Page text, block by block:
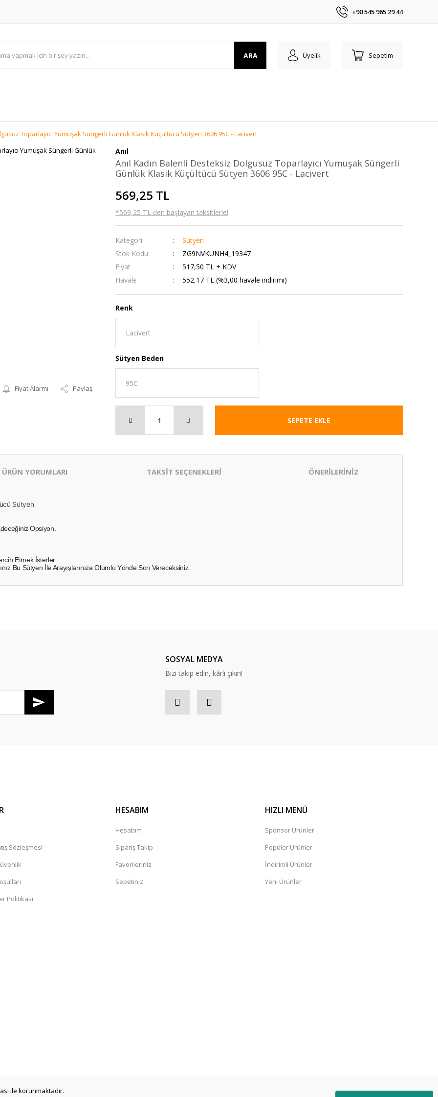
+90 545 965 29 44
ARA Üyelik Sepetim
Toparlayıcı Yumuşak Süngerli Günlük Klasik Küçültücü Sütyen 3606 95C - Lacivert
Fiyat Alarmı Paylaş
Anıl
Anıl Kadın Balenli Desteksiz Dolgusuz Toparlayıcı Yumuşak Süngerli
Günlük Klasik Küçültücü Sütyen 3606 95C - Lacivert
569,25 TL
*569,25 TL den başlayan taksitlerle!
Kategori
Sütyen
Stok Kodu
ZG9NVKUNH4_19347
Fiyat
517,50 TL + KDV
Havale
552,17 TL (%3,00 havale indirimi)
Renk
Sütyen Beden
SEPETE EKLE
ÜRÜN YORUMLARI TAKSİT SEÇENEKLERİ ÖNERİLERİNİZ
Sütyen
Opsiyon.
Etmek İsterler.
Bu Sütyen İle Arayışlarınıza Olumlu Yönde Son Vereceksiniz.
SOSYAL MEDYA
Bizi takip edin, kârlı çıkın!
Sözleşmesi
Politikası
HESABIM
Hesabım
Sipariş Takip
Favorileriniz
Sepetiniz
HIZLI MENÜ
Sponsor Ürünler
Popüler Ürünler
İndirimli Ürünler
Yeni Ürünler
ile korunmaktadır.